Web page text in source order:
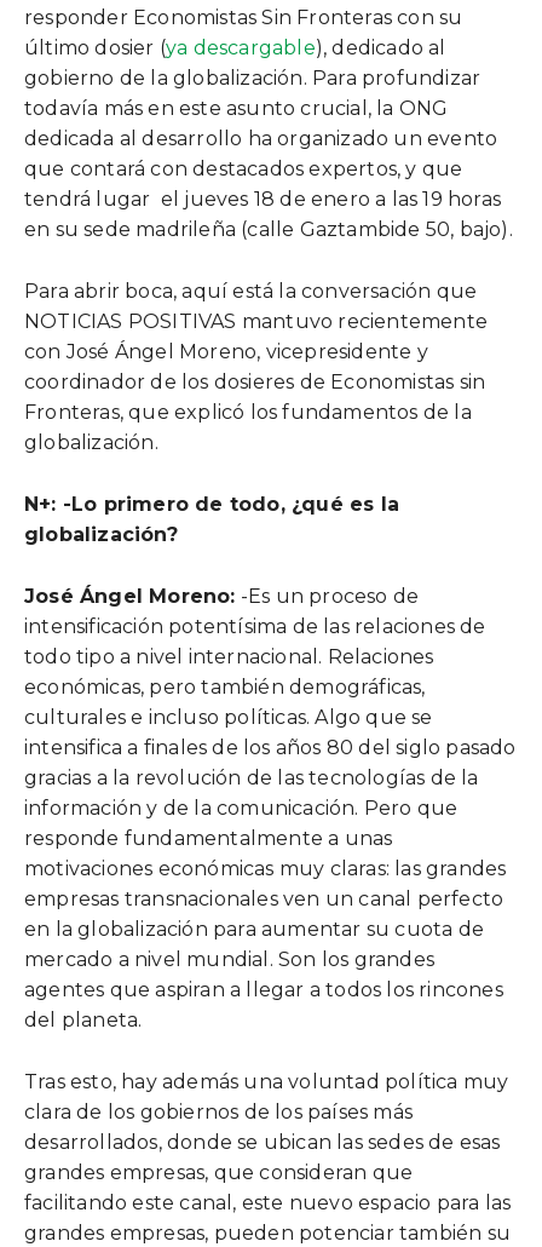
responder Economistas Sin Fronteras con su
último dosier (ya descargable), dedicado al
gobierno de la globalización. Para profundizar
todavía más en este asunto crucial, la ONG
dedicada al desarrollo ha organizado un evento
que contará con destacados expertos, y que
tendrá lugar el jueves 18 de enero a las 19 horas
en su sede madrileña (calle Gaztambide 50, bajo).
Para abrir boca, aquí está la conversación que
NOTICIAS POSITIVAS mantuvo recientemente
con José Ángel Moreno, vicepresidente y
coordinador de los dosieres de Economistas sin
Fronteras, que explicó los fundamentos de la
globalización.
N+: -Lo primero de todo, ¿qué es la
globalización?
José Ángel Moreno: -Es un proceso de
intensificación potentísima de las relaciones de
todo tipo a nivel internacional. Relaciones
económicas, pero también demográficas,
culturales e incluso políticas. Algo que se
intensifica a finales de los años 80 del siglo pasado
gracias a la revolución de las tecnologías de la
información y de la comunicación. Pero que
responde fundamentalmente a unas
motivaciones económicas muy claras: las grandes
empresas transnacionales ven un canal perfecto
en la globalización para aumentar su cuota de
mercado a nivel mundial. Son los grandes
agentes que aspiran a llegar a todos los rincones
del planeta.
Tras esto, hay además una voluntad política muy
clara de los gobiernos de los países más
desarrollados, donde se ubican las sedes de esas
grandes empresas, que consideran que
facilitando este canal, este nuevo espacio para las
grandes empresas, pueden potenciar también su